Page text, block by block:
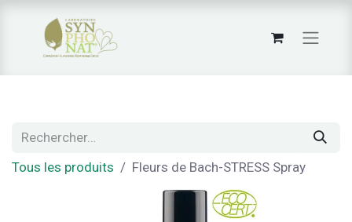
Tous les produits Fleurs de Bach-STRESS Spray